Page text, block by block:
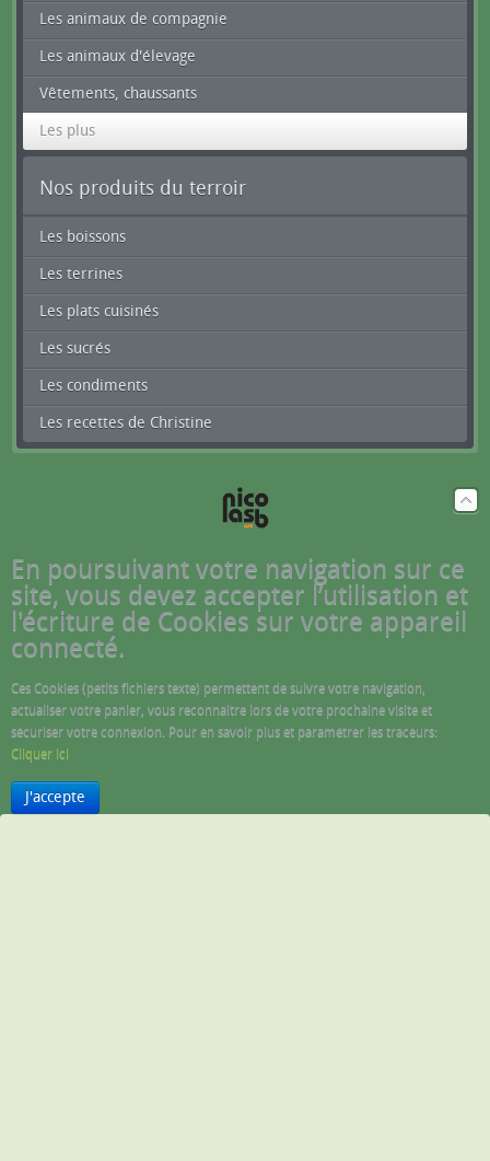
Les animaux de compagnie
Les animaux d'élevage
Vêtements, chaussants
Les plus
Nos produits du terroir
Les boissons
Les terrines
Les plats cuisinés
Les sucrés
Les condiments
Les recettes de Christine
En poursuivant votre navigation sur ce
site, vous devez accepter l’utilisation et
l'écriture de Cookies sur votre appareil
connecté.
Ces Cookies (petits fichiers texte) permettent de suivre votre navigation,
actualiser votre panier, vous reconnaitre lors de votre prochaine visite et
sécuriser votre connexion. Pour en savoir plus et paramétrer les traceurs:
Cliquer ici
J'accepte